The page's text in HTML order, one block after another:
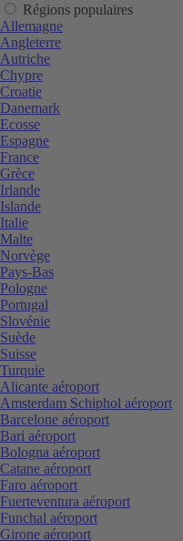
Régions populaires
Allemagne
Angleterre
Autriche
Chypre
Croatie
Danemark
Ecosse
Espagne
France
Grèce
Irlande
Islande
Italie
Malte
Norvège
Pays-Bas
Pologne
Portugal
Slovénie
Suède
Suisse
Turquie
Alicante aéroport
Amsterdam Schiphol aéroport
Barcelone aéroport
Bari aéroport
Bologna aéroport
Catane aéroport
Faro aéroport
Fuerteventura aéroport
Funchal aéroport
Girone aéroport